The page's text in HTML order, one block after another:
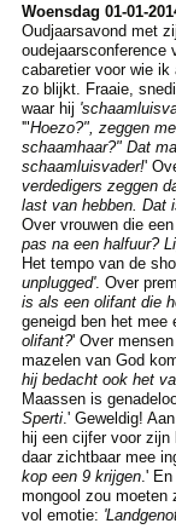
Woensdag 01-01-
Oudjaarsavond met
oudejaarsconference
cabaretier voor wie ik
zo blijkt. Fraaie,
waar hij
'"Hoezo?", zeggen
schaamhaar?" Dat
schaamluisvader!'
verdedigers zeggen
last van hebben. Dat
Over vrouwen die
pas na een halfuur?
Het tempo van de
unplugged'. Over
is als een olifant die
geneigd ben het mee
olifant?' Over
mazelen van God
hij bedacht ook het
Maassen is
Sperti.' Geweldig!
hij een cijfer voor
daar zichtbaar mee
kop een 9 krijgen.' En
mongool zou
vol emotie: